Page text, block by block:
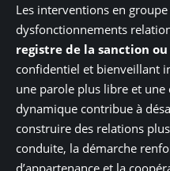
Les interventions en
dysfonctionnements
registre de la sanction
confidentiel et bienveillant
une parole plus libre et
dynamique contribue à
construire des relations
conduite, la démarche
d’appartenance et la